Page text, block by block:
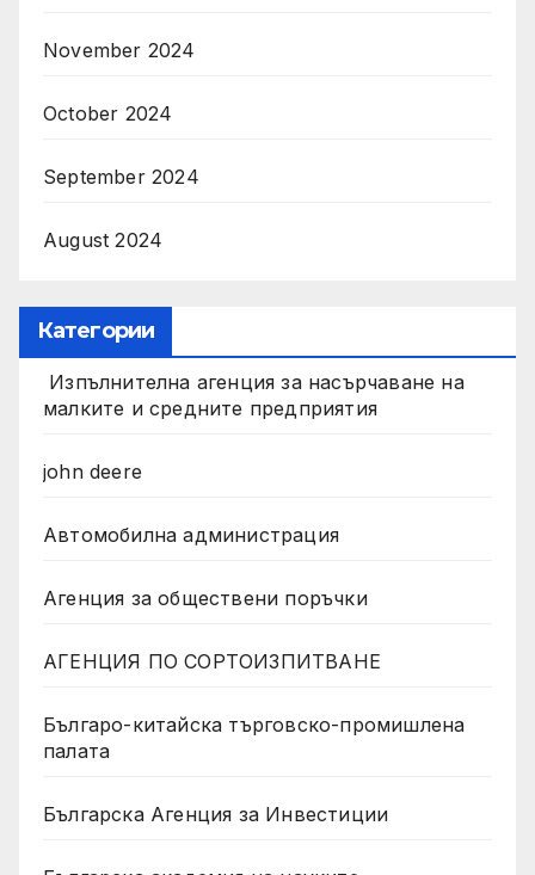
November 2024
October 2024
September 2024
August 2024
Категории
Изпълнителна агенция за насърчаване на
малките и средните предприятия
john deere
Автомобилна администрация
Агенция за обществени поръчки
АГЕНЦИЯ ПО СОРТОИЗПИТВАНЕ
Българо-китайска търговско-промишлена
палата
Българска Агенция за Инвестиции